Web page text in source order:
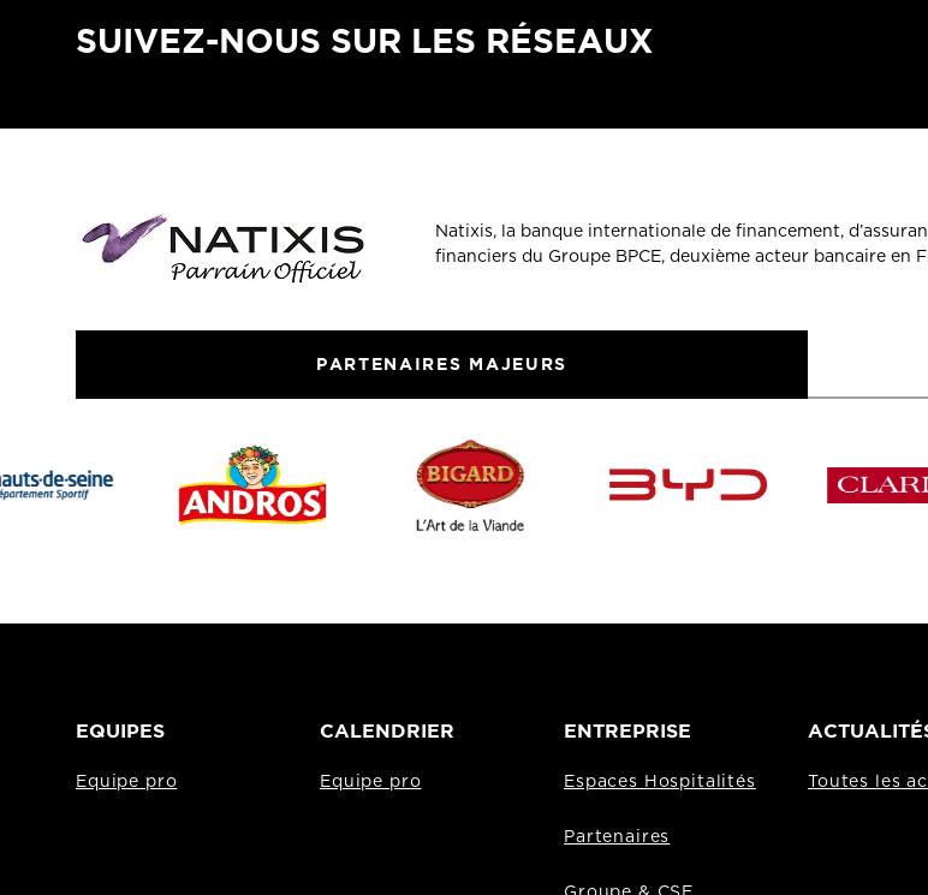
SUIVEZ-NOUS SUR LES RÉSEAUX
Natixis, la banque internationale de financement,
financiers du Groupe BPCE, deuxième acteur bancaire en
PARTENAIRES MAJEURS
EQUIPES
Equipe pro
CALENDRIER
Equipe pro
ENTREPRISE
Espaces Hospitalités
Partenaires
Toutes les